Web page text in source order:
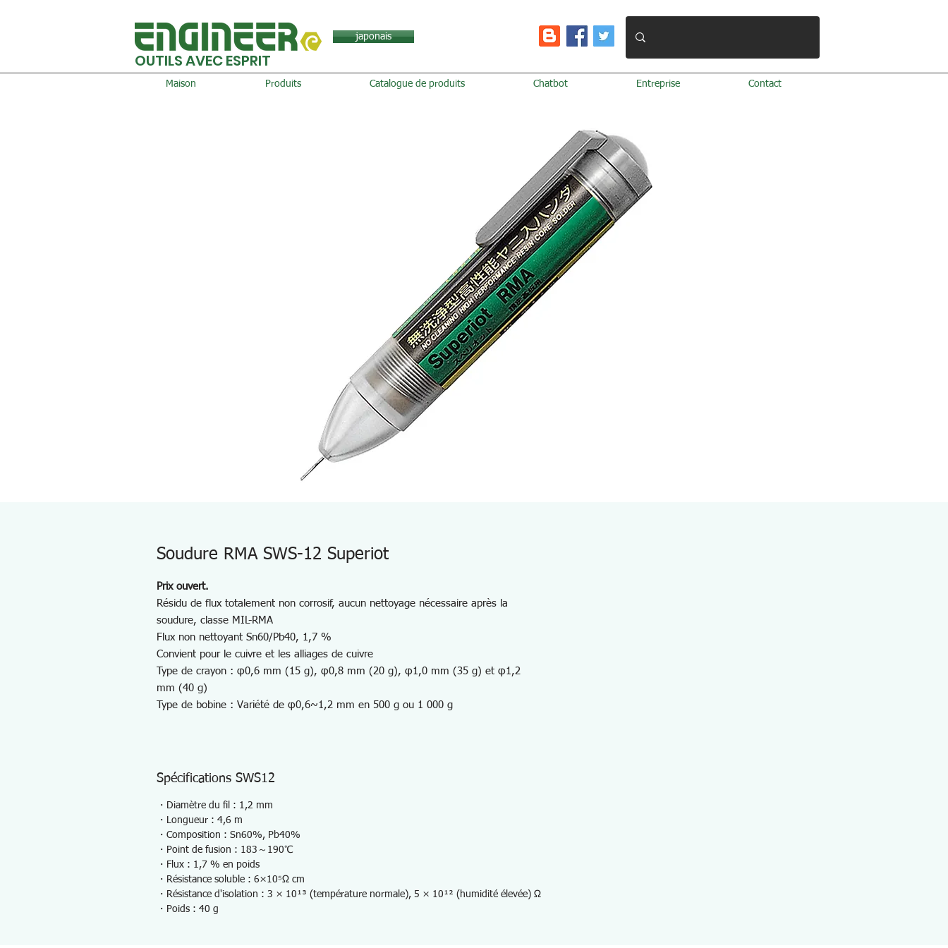
japonais
OUTILS AVEC ESPRIT
Maison Produits Catalogue de produits Chatbot Entreprise Contact
Soudure RMA SWS-12 Superiot
Prix ouvert.
Résidu de flux totalement non corrosif, aucun nettoyage nécessaire après la
soudure, classe MIL-RMA
Flux non nettoyant Sn60/Pb40, 1,7 %
Convient pour le cuivre et les alliages de cuivre
Type de crayon : φ0,6 mm (15 g), φ0,8 mm (20 g), φ1,0 mm (35 g) et φ1,2
mm (40 g)
Type de bobine : Variété de φ0,6~1,2 mm en 500 g ou 1 000 g
Spécifications SWS12
・Diamètre du fil : 1,2 mm
・Longueur : 4,6 m
・Composition : Sn60%, Pb40%
・Point de fusion : 183～190℃
・Flux : 1,7 % en poids
・Résistance soluble : 6×10⁵Ω cm
・Résistance d'isolation : 3 × 10¹³ (température normale), 5 × 10¹² (humidité élevée) Ω
・Poids : 40 g